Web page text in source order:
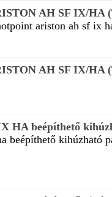
AH SF IX/HA
ariston ah sf ix
AH SF IX/HA
HA beépíthető
beépíthető kihúzható